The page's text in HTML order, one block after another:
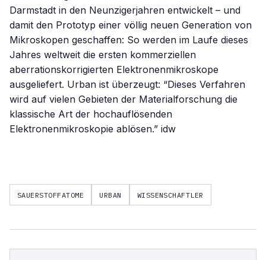
Darmstadt in den Neunzigerjahren entwickelt – und
damit den Prototyp einer völlig neuen Generation von
Mikroskopen geschaffen: So werden im Laufe dieses
Jahres weltweit die ersten kommerziellen
aberrationskorrigierten Elektronenmikroskope
ausgeliefert. Urban ist überzeugt: “Dieses Verfahren
wird auf vielen Gebieten der Materialforschung die
klassische Art der hochauflösenden
Elektronenmikroskopie ablösen.” idw
SAUERSTOFFATOME URBAN WISSENSCHAFTLER